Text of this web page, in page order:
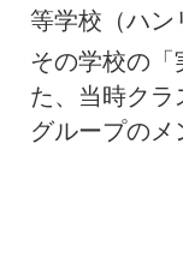
等学校（ハン
その学校の「
た、当時ク
グループのメ